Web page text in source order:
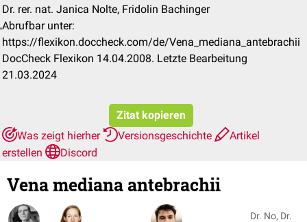
Dr. rer. nat. Janica Nolte, Fridolin Bachinger
Abrufbar unter:
https://flexikon.doccheck.com/de/Vena_mediana_antebrachii
DocCheck Flexikon 14.04.2008. Letzte Bearbeitung
21.03.2024
Zitat kopieren
Was zeigt hierher
Versionsgeschichte
Artikel
erstellen
Discord
Vena mediana antebrachii
Dr. No, Dr.